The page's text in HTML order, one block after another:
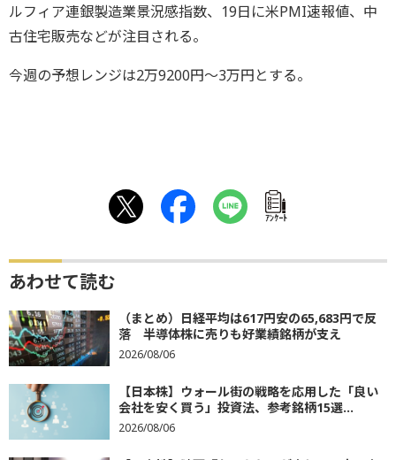
ルフィア連銀製造業景況感指数、19日に米PMI速報値、中
古住宅販売などが注目される。
今週の予想レンジは2万9200円～3万円とする。
ｱﾝｹｰﾄ
あわせて読む
（まとめ）日経平均は617円安の65,683円で反
落 半導体株に売りも好業績銘柄が支え
2026/08/06
【日本株】ウォール街の戦略を応用した「良い
会社を安く買う」投資法、参考銘柄15選...
2026/08/06